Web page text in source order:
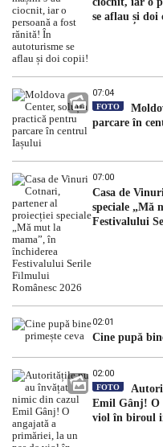
se aflau și doi
07:04
FOTO
parcare în
07:00
Casa de
speciale „Mă
Festivalului
02:01
Cine pupă
02:00
FOTO
Emil Gânj! O
viol în biroul